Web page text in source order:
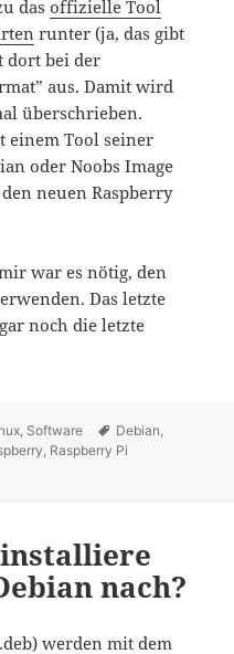
dasoffizielle Tool
runter (ja, das gibt
dort bei der
aus. Damit wird
überschrieben.
einem Tool seiner
oder Noobs Image
neuen Raspberry
war es nötig, den
Das letzte
noch die letzte
, Software Tags
Debian,
, Raspberry Pi
nach?
werden mit dem